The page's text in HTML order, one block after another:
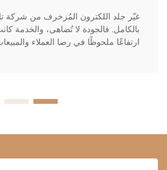
غيّر جلد اللكترون المُزخرف من شركة
بالكامل. فالجودة لا تُضاهى، والخدمة
ارتفاعًا ملحوظًا في رضا العملاء